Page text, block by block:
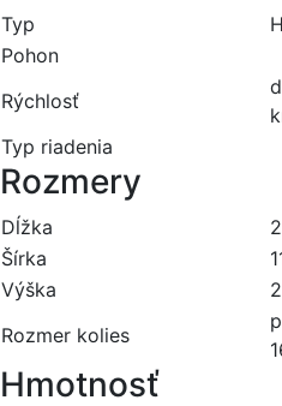
Typ
Pohon
Rýchlosť
Typ riadenia
Rozmery
Dĺžka
Šírka
Výška
Rozmer kolies
Hmotnosť